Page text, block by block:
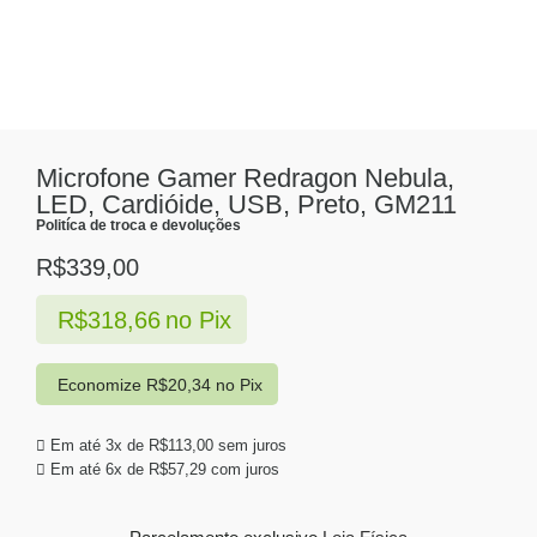
Microfone Gamer Redragon Nebula,
LED, Cardióide, USB, Preto, GM211
Politíca de troca e devoluções
R$339,00
Em até 3x de R$113,00 sem juros
Em até 6x de R$57,29 com juros
R$318,66 no Pix
Economize R$20,34no Pix